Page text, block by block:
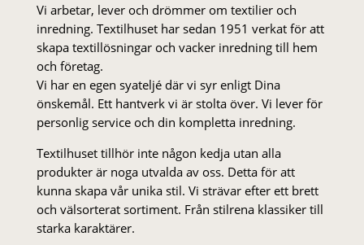
Vi arbetar, lever och drömmer om textilier och
inredning. Textilhuset har sedan 1951 verkat för att
skapa textillösningar och vacker inredning till hem
och företag.
Vi har en egen syateljé där vi syr enligt Dina
önskemål. Ett hantverk vi är stolta över. Vi lever för
personlig service och din kompletta inredning.
Textilhuset tillhör inte någon kedja utan alla
produkter är noga utvalda av oss. Detta för att
kunna skapa vår unika stil. Vi strä­var efter ett brett
och välsorterat sor­ti­ment. Från stil­rena klas­siker till
starka karaktärer.